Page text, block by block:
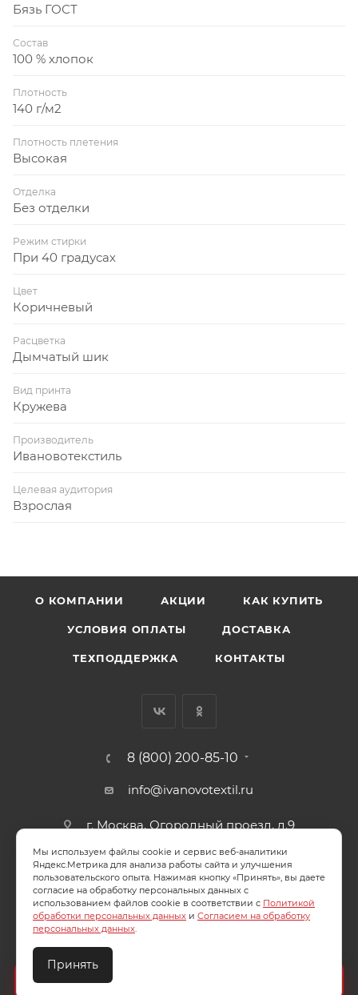
Бязь ГОСТ
Состав
100 % хлопок
Плотность
140 г/м2
Плотность плетения
Высокая
Отделка
Без отделки
Режим стирки
При 40 градусах
Цвет
Коричневый
Расцветка
Дымчатый шик
Вид принта
Кружева
Производитель
Ивановотекстиль
Целевая аудитория
Взрослая
О КОМПАНИИ АКЦИИ КАК КУПИТЬ
УСЛОВИЯ ОПЛАТЫ ДОСТАВКА
ТЕХПОДДЕРЖКА КОНТАКТЫ
8 (800) 200-85-10
info@ivanovotextil.ru
г. Москва, Огородный проезд, д.9
СОГЛАСИЕ НА ОБРАБОТКУ ПЕРСОНАЛЬНЫХ ДАННЫХ
ПОЛИТИКА ОБРАБОТКИ ПЕРСОНАЛЬНЫХ ДАННЫХ
2026 © ООО "Ивановотекстиль". ОГРН:1073703000029
Мы используем файлы cookie и сервис веб-аналитики
Яндекс.Метрика для анализа работы сайта и улучшения
пользовательского опыта. Нажимая кнопку «Принять», вы даете
согласие на обработку персональных данных с
использованием файлов cookie в соответствии с Политикой
обработки персональных данных и Согласием на обработку
персональных данных.
Принять